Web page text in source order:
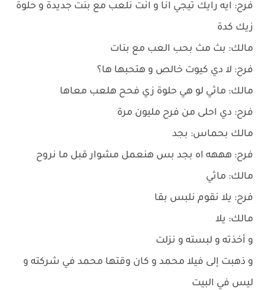
فرح: ايه رايك تيجي انا و انت نلعب مع بنت جديدة و حلوة
زيك كدة
مالك: بث مث بحب العب مع بنات
فرح: لا دي كيوت خالص و هتحبها ها؟
مالك: ماثي لو هي حلوة زي فحح هلعب معاها
فرح: دي احلى من فرح مليون مرة
مالك بحماس: بجد
فرح: هههه اه بجد بس هنعمل مشوار قبل ما نروح
مالك: ماثي
فرح: يلا نقوم نلبس بقا
مالك: يلا
و أخذته و لبسته و نزلت
و ذهبت إلى فيلا محمد و كان وقتها محمد في شركته و
ليس في البيت